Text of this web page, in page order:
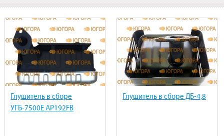
Глушитель в сборе
УГБ-7500Е AP192FB
Глушитель в сборе ДБ-4,8